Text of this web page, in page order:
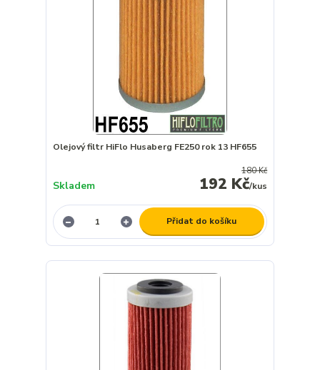
Olejový filtr HiFlo Husaberg FE250 rok 13 HF655
180 Kč
192 Kč/kus
Skladem
Přidat do košíku